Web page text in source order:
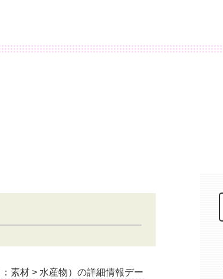
素材 > 水産物）の詳細情報デー